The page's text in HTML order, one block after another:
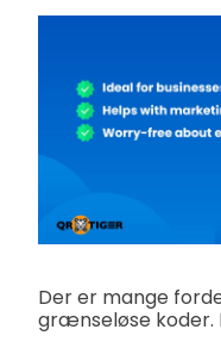
Der er mange
grænseløse